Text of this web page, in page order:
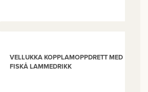
VELLUKKA KOPPLAMOPPDRETT MED
FISKÅ LAMMEDRIKK